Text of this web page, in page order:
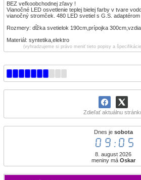
Zdieľať aktuálnu
Dnes je sobota
09:05
8. august 2026
meniny má Oskar
BEZ veľkoobchodnej zľavy !
Vianočné LED osvetlenie teplej bielej farby v tvare
vianočný stromček. 480 LED svetiel s G.S. adaptérom
Rozmery: dĺžka svetielok 190cm,prípojka
Materiál: syntetika,elektro
(vyhradzujeme si právo meniť tieto popisy a